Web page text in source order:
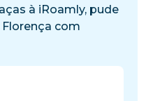
à iRoamly, pude
com